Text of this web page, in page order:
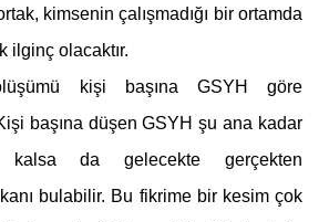
kimsenin çalışmadığı bir ortamda
ilginç olacaktır.
kişi başına GSYH göre
başına düşen GSYH şu ana kadar
kalsa da gelecekte gerçekten
bulabilir. Bu fikrime bir kesim çok